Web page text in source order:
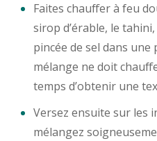
Faites chauffer à feu
sirop d’érable, le
pincée de sel dans
mélange ne doit
temps d’obtenir une
Versez ensuite sur les
mélangez